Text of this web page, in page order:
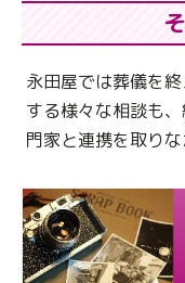
永田屋では葬儀を
する様々な相談も、
門家と連携を取り